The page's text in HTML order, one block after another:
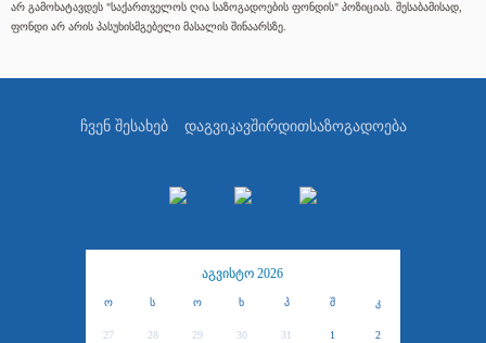
არ გამოხატავდეს "საქართველოს ღია საზოგადოების ფონდის" პოზიციას. შესაბამისად,
ფონდი არ არის პასუხისმგებელი მასალის შინაარსზე.
ჩვენ შესახებ დაგვიკავშირდითსაზოგადოება
აგვისტო 2026
ო ს ო ხ პ შ კ
27 28 29 30 31 1 2